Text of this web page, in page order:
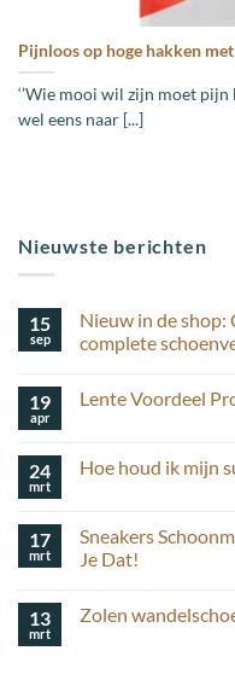
Pijnloos op hoge hakken
‘’Wie mooi wil zijn moet pijn
wel eens naar [...]
Nieuwste berichten
15
sep
Nieuw in de
complete
op
shop:
Carbon
complete
schoenverzorging
19
apr
Lente Voordeel
Lente
€5,-
korting
24
mrt
Hoe houd ik mijn
Hoe
houd
ik
schoenen
17
mrt
Sneakers
Je Dat!
op
13
mrt
Zolen